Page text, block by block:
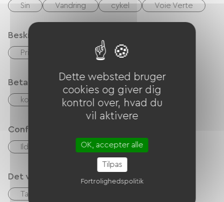
Sin Vandring cykel Voie Verte
Beskrivelse
Privat lukket grund
Betalingsmåder
kontrol Kontanter
Confort
Ildsted Pøle à bois
Det vi er gode til
Table d'hôtes
Dette websted bruger
cookies og giver dig
kontrol over, hvad du
vil aktivere
OK, accepter alle
Tilpas
Fortrolighedspolitik